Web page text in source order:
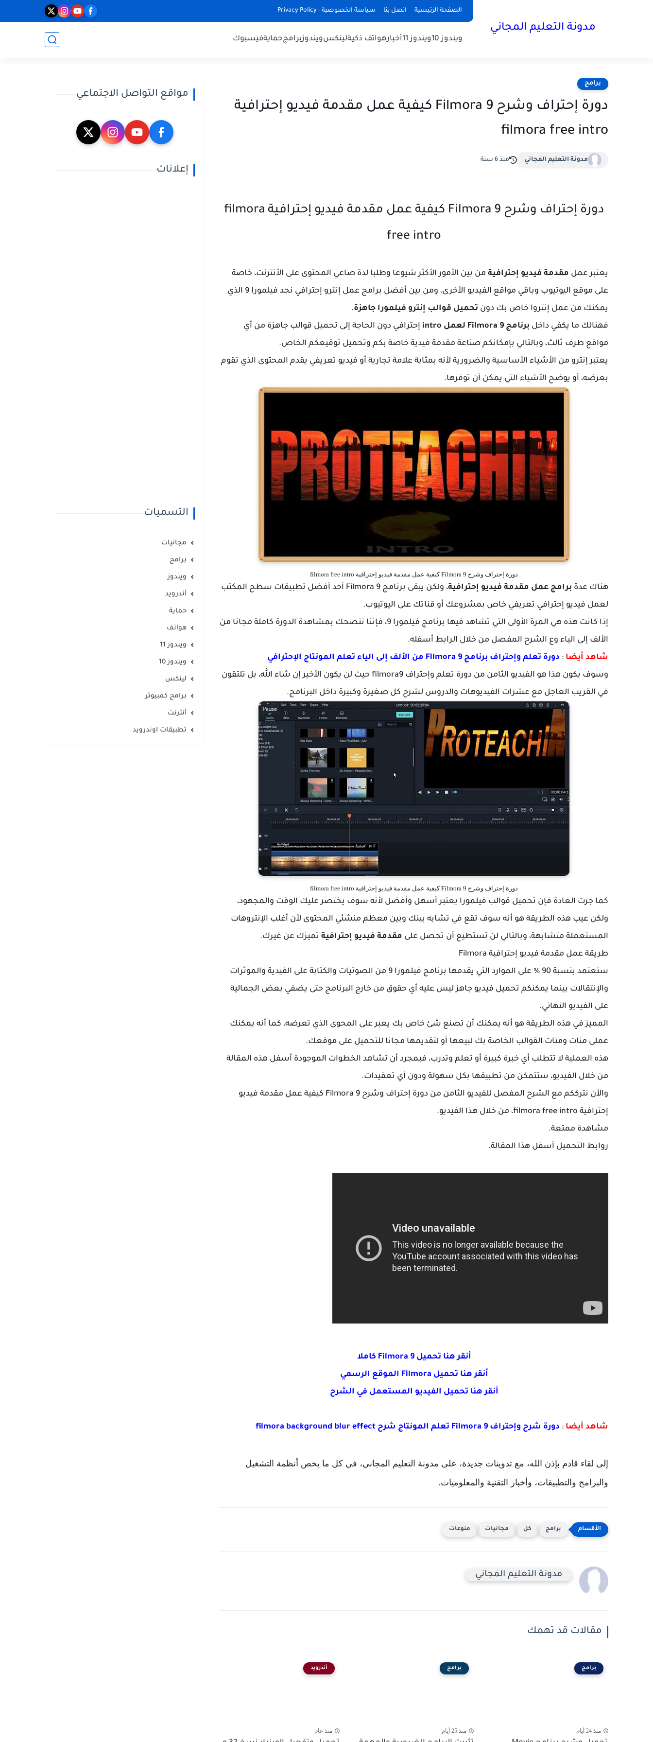
الصفحة الرئيسية اتصل بنا سياسة الخصوصية - Privacy Policy
مدونة التعليم المجاني
ويندوز 10 ويندوز 11 أخبارهواتف ذكيةلينكسويندوزبرامجحمايةفيسبوك
برامج
دورة إحتراف وشرح Filmora 9 كيفية عمل مقدمة فيديو إحترافية
filmora free intro
مدونة التعليم المجاني منذ 6 سنة
دورة إحتراف وشرح Filmora 9 كيفية عمل مقدمة فيديو إحترافية filmora
free intro
يعتبر عمل مقدمة فيديو إحترافية من بين الأمور الأكثر شيوعا وطلبا لدة صاعي المحتوى على الأنترنت، خاصة
على موقع اليوتيوب وباقي مواقع الفيديو الأخرى، ومن بين أفضل برامج عمل إنترو إحترافي نجد فيلمورا 9 الذي
يمكنك من عمل إنتروا خاص بك دون تحميل قوالب إنترو فيلمورا جاهزة.
فهنالك ما يكفي داخل برنامج Filmora 9 لعمل intro
إحترافي دون الحاجة إلى تحميل قوالب جاهزة من أي
مواقع طرف ثالث، وبالتالي بإمكانكم صناعة مقدمة فيدية خاصة بكم وتحميل توقيعكم الخاص.
يعتبر إنترو من الأشياء الأساسية والضرورية لأنه بمثابة علامة تجارية أو فيديو تعريفي يقدم المحتوى الذي تقوم
بعرضه، أو يوضح الأشياء التي يمكن أن توفرها.
دورة إحتراف وشرح Filmora 9 كيفية عمل مقدمة فيديو إحترافية filmora free intro
هناك عدة برامج عمل مقدمة فيديو إحترافية
، ولكن يبقى برنامج Filmora 9 أحد أفضل تطبيقات سطح المكتب
لعمل فيديو إحترافي تعريفي خاص بمشروعك أو قناتك على اليوتيوب.
إذا كانت هذه هي المرة الأولى التي تشاهد فيها برنامج فيلمورا 9، فإننا ننصحك بمشاهدة الدورة كاملة مجانا من
الألف إلى الياء وع الشرح المفصل من خلال الرابط أسفله.
شاهد أيضا : دورة تعلم وإحتراف برنامج Filmora 9 من الألف إلى الياء تعلم المونتاج الإحترافي
وسوف يكون هذا هو الفيديو الثامن من دورة تعلم وإحتراف filmora9 حيث لن يكون الأخير إن شاء الله، بل تلتقون
في القريب العاجل مع عشرات الفيديوهات والدروس لشرح كل صغيرة وكبيرة داخل البرنامج.
دورة إحتراف وشرح Filmora 9 كيفية عمل مقدمة فيديو إحترافية filmora free intro
كما جرت العادة فإن تحميل قوالب فيلمورا يعتبر أسهل وأفضل لأنه سوف يختصر عليك الوقت والمجهود،
ولكن عيب هذه الطريقة هو أنه سوف تقع في تشابه بينك وبين معظم منشئي المحتوى لأن أغلب الإنتروهات
المستعملة متشابهة، وبالتالي لن تستطيع أن تحصل على مقدمة فيديو إحترافية تميزك عن غيرك.
طريقة عمل مقدمة فيديو إحترافية Filmora
سنعتمد بنسبة 90 % على الموارد التي يقدمها برنامج فيلمورا 9 من الصوتيات والكتابة على الفيدية والمؤثرات
والإنتقالات بينما يمكنكم تحميل فيديو جاهز ليس عليه أي حقوق من خارج البرنامج حتى يضفي بعض الجمالية
على الفيديو النهائي.
المميز في هذه الطريقة هو أنه يمكنك أن تصنع شئ خاص بك يعبر على المحوى الذي تعرضه، كما أنه يمكنك
عملى مئات ومئات القوالب الخاصة بك لبيعها أو لتقديمها مجانا للتحميل على موقعك.
هذه العملية لا تتطلب أي خبرة كبيرة أو تعلم وتدرب، فبمجرد أن تشاهد الخطوات الموجودة أسفل هذه المقالة
من خلال الفيديو، ستتمكن من تطبيقها بكل سهولة ودون أي تعقيدات.
والأن نترككم مع الشرح المفصل للفيديو الثامن من دورة إحتراف وشرح Filmora 9 كيفية عمل مقدمة فيديو
إحترافية filmora free intro، من خلال هذا الفيديو.
مشاهدة ممتعة.
روابط التحميل أسفل هذا المقالة.
أنقر هنا تحميل Filmora 9 كاملا
أنقر هنا تحميل Filmora الموقع الرسمي
أنقر هنا تحميل الفيديو المستعمل في الشرح
شاهد أيضا : دورة شرح وإحتراف Filmora 9 تعلم المونتاج شرح filmora background blur effect
إلى لقاء قادم بإذن الله، مع تدوينات جديدة، على مدونة التعليم المجاني، في كل ما يخص أنظمة التشغيل
والبرامج والتطبيقات، وأخبار التقنية والمعلوميات.
برامج كل مجانيات منوعات
مدونة التعليم المجاني
مقالات قد تهمك
برامج
منذ 24 أيام
برامج
منذ 25 أيام
أندرويد
منذ عام
مواقع التواصل الاجتماعي
إعلانات
التسميات
مجانيات
برامج
ويندوز
أندرويد
حماية
هواتف
ويندوز 11
ويندوز 10
لينكس
برامج كمبيوتر
أنترنت
تطبيقات اوندرويد